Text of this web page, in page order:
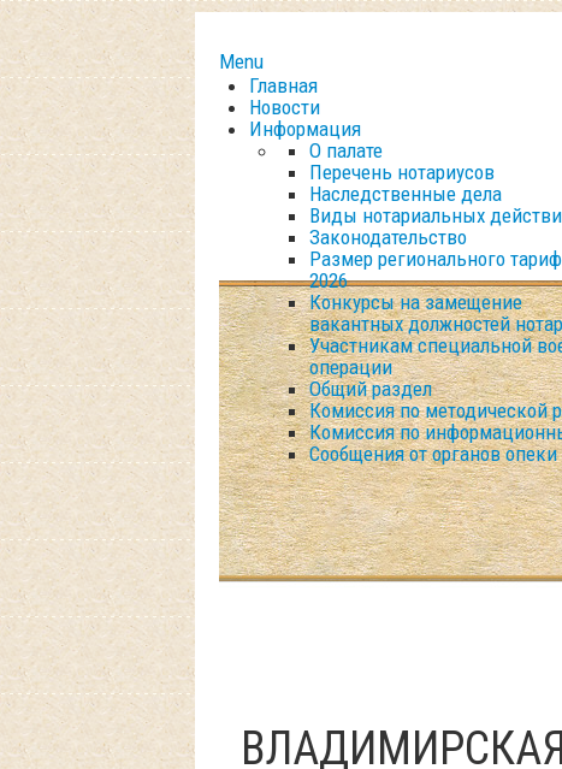
Menu
Главная
Новости
Информация
О палате
Перечень нотариусов
Наследственные дела
Виды нотариальных
Законодательство
Размер регионального
2026
Конкурсы на замещение
вакантных должностей
Участникам специальной
операции
Общий раздел
Комиссия по методической
Комиссия по
Сообщения от органов